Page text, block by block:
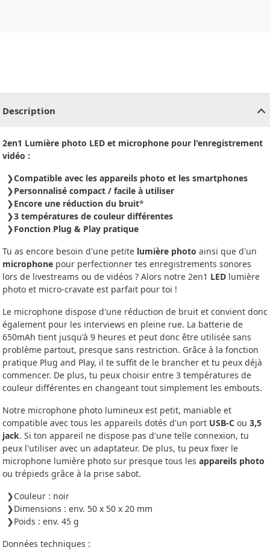
Description
2en1 Lumière photo LED et microphone pour l'enregistrement
vidéo :
Compatible avec les appareils photo et les smartphones
Personnalisé compact / facile à utiliser
Encore une réduction du bruit*
3 températures de couleur différentes
Fonction Plug & Play pratique
Tu as encore besoin d'une petite lumière photo ainsi que d'un
microphone pour perfectionner tes enregistrements sonores
lors de livestreams ou de vidéos ? Alors notre 2en1 LED lumière
photo et micro-cravate est parfait pour toi !
Le microphone dispose d'une réduction de bruit et convient donc
également pour les interviews en pleine rue. La batterie de
650mAh tient jusqu'à 9 heures et peut donc être utilisée sans
problème partout, presque sans restriction. Grâce à la fonction
pratique Plug and Play, il te suffit de le brancher et tu peux déjà
commencer. De plus, tu peux choisir entre 3 températures de
couleur différentes en changeant tout simplement les embouts.
Notre microphone photo lumineux est petit, maniable et
compatible avec tous les appareils dotés d'un port USB-C ou 3,5
jack. Si ton appareil ne dispose pas d'une telle connexion, tu
peux l'utiliser avec un adaptateur. De plus, tu peux fixer le
microphone lumière photo sur presque tous les appareils photo
ou trépieds grâce à la prise sabot.
Couleur : noir
Dimensions : env. 50 x 50 x 20 mm
Poids : env. 45 g
Données techniques :